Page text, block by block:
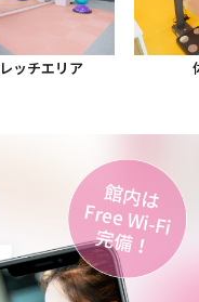
ッチエリア